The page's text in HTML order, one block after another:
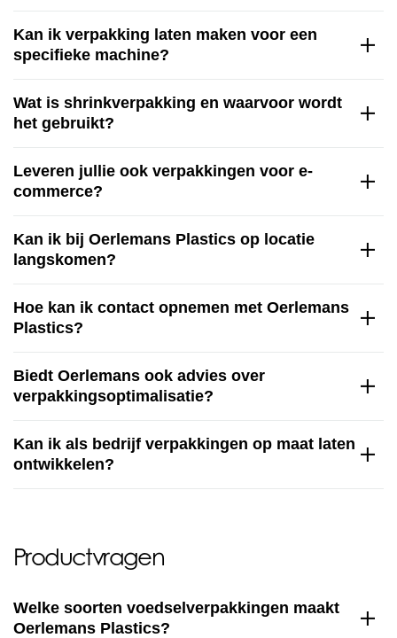
Kan ik verpakking laten maken voor een
specifieke machine?
Wat is shrinkverpakking en waarvoor wordt
het gebruikt?
Leveren jullie ook verpakkingen voor e-
commerce?
Kan ik bij Oerlemans Plastics op locatie
langskomen?
Hoe kan ik contact opnemen met Oerlemans
Plastics?
Biedt Oerlemans ook advies over
verpakkingsoptimalisatie?
Kan ik als bedrijf verpakkingen op maat laten
ontwikkelen?
Productvragen
Welke soorten voedselverpakkingen maakt
Oerlemans Plastics?